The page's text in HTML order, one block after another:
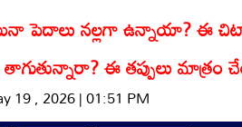
పెదాలు నల్లగా ఉన్నాయా? ఈ
ఈ తప్పులు మాత్రం
19 , 2026 | 01:51 PM